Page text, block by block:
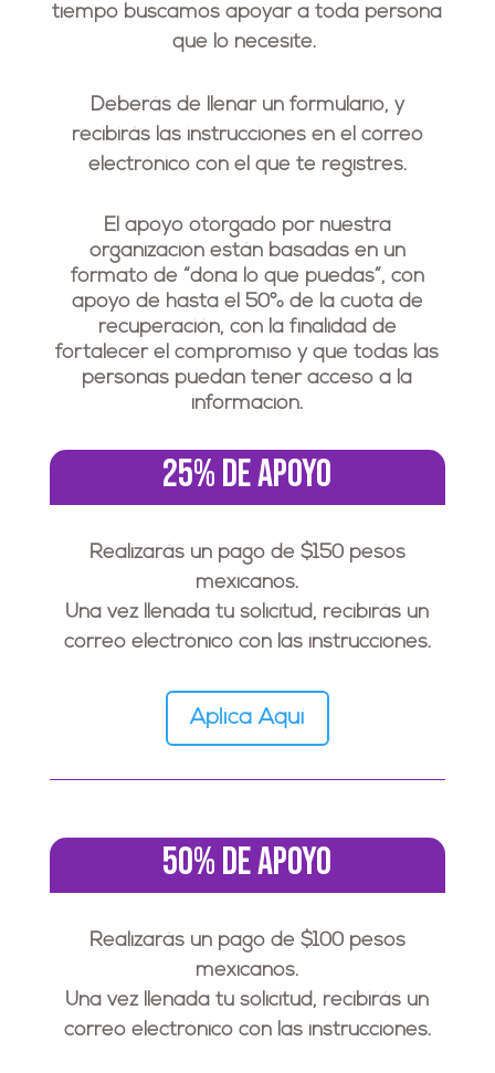
tiempo buscamos apoyar a toda persona
que lo necesite.
Deberás de llenar un formulario, y
recibirás las instrucciones en el correo
electrónico con el que te registres.
El apoyo otorgado por nuestra
organización están basadas en un
formato de “dona lo que puedas”, con
apoyo de hasta el 50% de la cuota de
recuperación, con la finalidad de
fortalecer el compromiso y que todas las
personas puedan tener acceso a la
información.
25% de APOYO
Realizarás un pago de $150 pesos
mexicanos.
Una vez llenada tu solicitud, recibirás un
correo electrónico con las instrucciones.
Aplica Aquí
50% de APOYO
Realizarás un pago de $100 pesos
mexicanos.
Una vez llenada tu solicitud, recibirás un
correo electrónico con las instrucciones.